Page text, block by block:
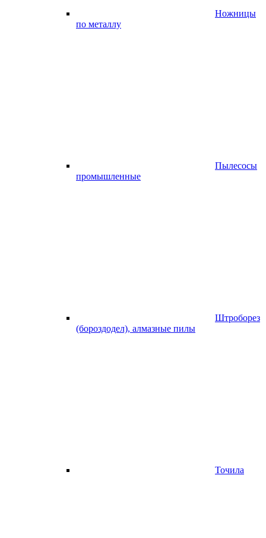
Ножницы
по металлу
Пылесосы
промышленные
Штроборез
(бороздодел), алмазные пилы
Точила